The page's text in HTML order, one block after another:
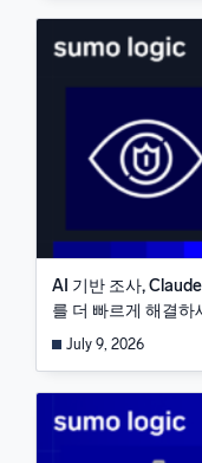
AI 기반 조사,
를 더 빠르게 해결하
July 9, 2026